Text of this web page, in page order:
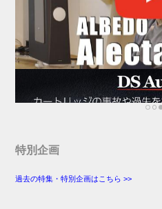
特別企画
過去の特集・特別企画はこちら >>